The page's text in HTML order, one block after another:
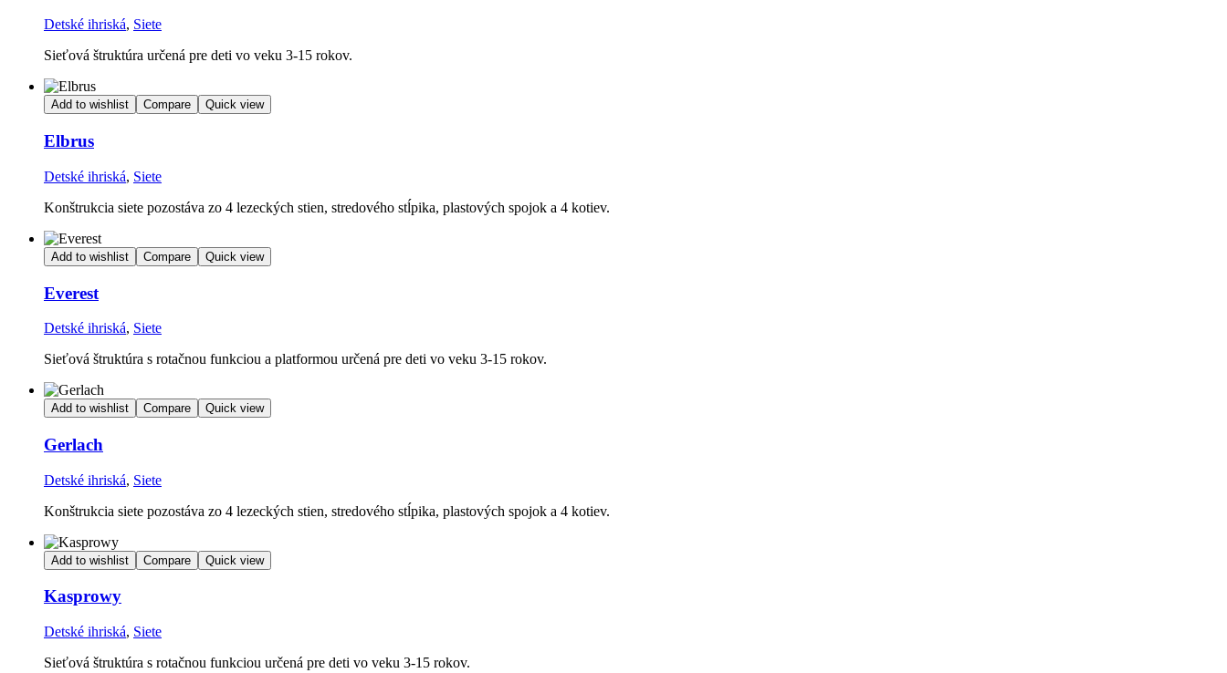
Detské ihriská, Siete
Sieťová štruktúra určená pre deti vo veku 3-15 rokov.
Add to wishlist Compare Quick view
Elbrus
Detské ihriská, Siete
Konštrukcia siete pozostáva zo 4 lezeckých stien, stredového stĺpika, plastových spojok a 4 kotiev.
Add to wishlist Compare Quick view
Everest
Detské ihriská, Siete
Sieťová štruktúra s rotačnou funkciou a platformou určená pre deti vo veku 3-15 rokov.
Add to wishlist Compare Quick view
Gerlach
Detské ihriská, Siete
Konštrukcia siete pozostáva zo 4 lezeckých stien, stredového stĺpika, plastových spojok a 4 kotiev.
Add to wishlist Compare Quick view
Kasprowy
Detské ihriská, Siete
Sieťová štruktúra s rotačnou funkciou určená pre deti vo veku 3-15 rokov.